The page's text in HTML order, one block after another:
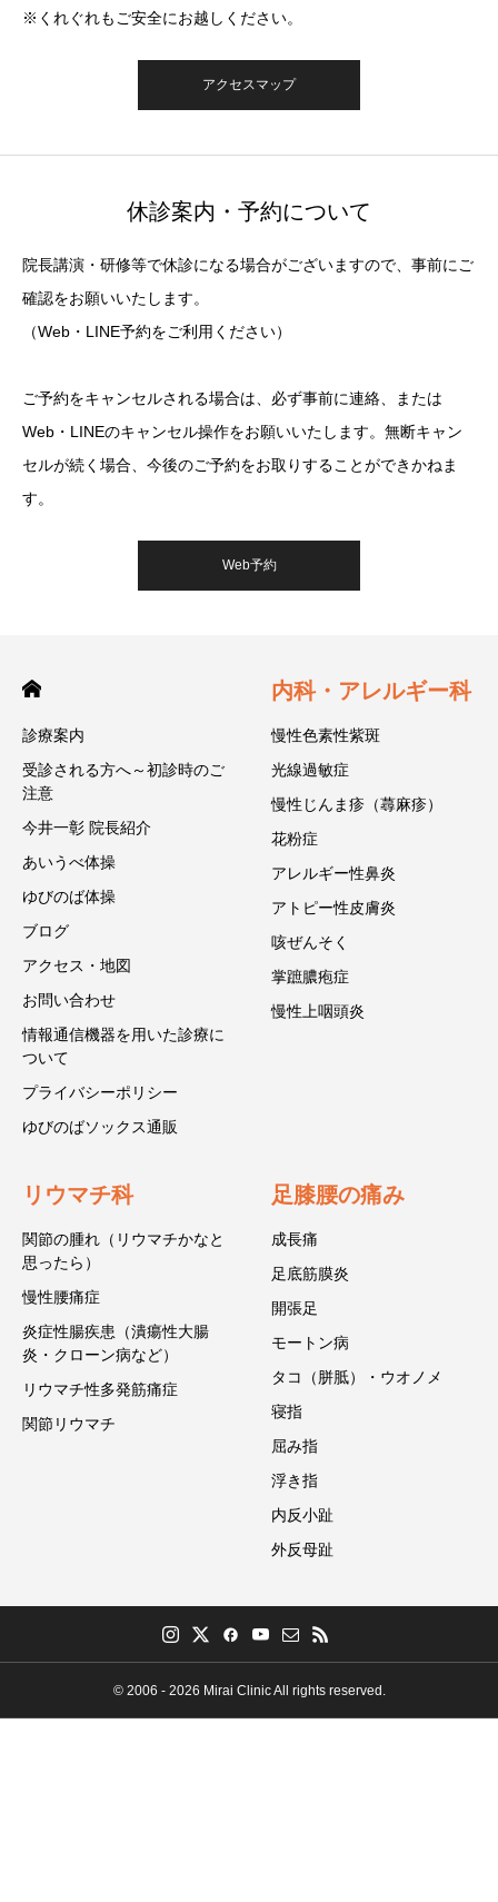
※くれぐれもご安全にお越しください。
アクセスマップ
休診案内・予約について
院長講演・研修等で休診になる場合がございますので、事前にご
確認をお願いいたします。
（Web・LINE予約をご利用ください）
ご予約をキャンセルされる場合は、必ず事前に連絡、または
Web・LINEのキャンセル操作をお願いいたします。無断キャン
セルが続く場合、今後のご予約をお取りすることができかねま
す。
Web予約
診療案内
受診される方へ～初診時のご
注意
今井一彰 院長紹介
あいうべ体操
ゆびのば体操
ブログ
アクセス・地図
お問い合わせ
情報通信機器を用いた診療に
ついて
プライバシーポリシー
ゆびのばソックス通販
内科・アレルギー科
慢性色素性紫斑
光線過敏症
慢性じんま疹（蕁麻疹）
花粉症
アレルギー性鼻炎
アトピー性皮膚炎
咳ぜんそく
掌蹠膿疱症
慢性上咽頭炎
リウマチ科
関節の腫れ（リウマチかなと
思ったら）
慢性腰痛症
炎症性腸疾患（潰瘍性大腸
炎・クローン病など）
リウマチ性多発筋痛症
関節リウマチ
足膝腰の痛み
成長痛
足底筋膜炎
開張足
モートン病
タコ（胼胝）・ウオノメ
寝指
屈み指
浮き指
内反小趾
外反母趾
© 2006 - 2026 Mirai Clinic All rights reserved.